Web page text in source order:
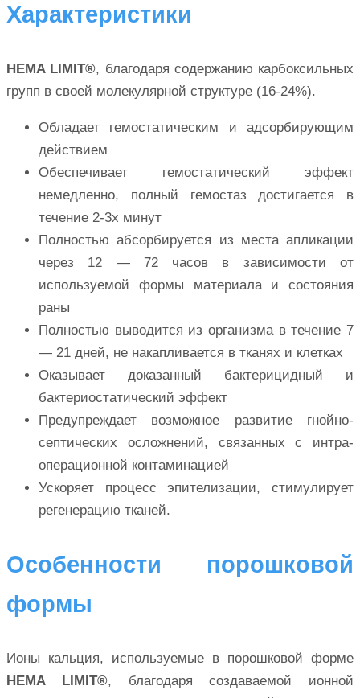
Характеристики
HEMA LIMIT®, благодаря содержанию карбоксильных
групп в своей молекулярной структуре (16-24%).
Обладает гемостатическим и адсорбирующим
действием
Обеспечивает гемостатический эффект
немедленно, полный гемостаз достигается в
течение 2-3х минут
Полностью абсорбируется из места апликации
через 12 — 72 часов в зависимости от
используемой формы материала и состояния
раны
Полностью выводится из организма в течение 7
— 21 дней, не накапливается в тканях и клетках
Оказывает доказанный бактерицидный и
бактериостатический эффект
Предупреждает возможное развитие гнойно-
септических осложнений, связанных с интра-
операционной контаминацией
Ускоряет процесс эпителизации, стимулирует
регенерацию тканей.
Особенности порошковой
формы
Ионы кальция, используемые в порошковой форме
HEMA LIMIT®, благодаря создаваемой ионной